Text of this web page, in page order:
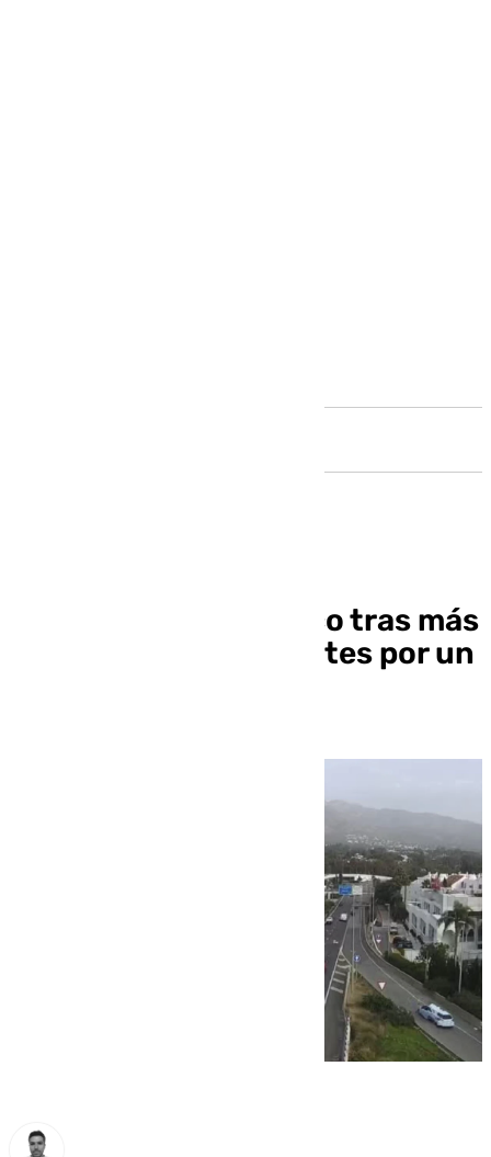
La A-7 reabre al tráfico tras más
de cinco horas de cortes por un